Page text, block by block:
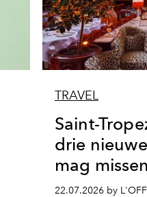
TRAVEL
Saint-
drie
mag missen
22.07.2026 by